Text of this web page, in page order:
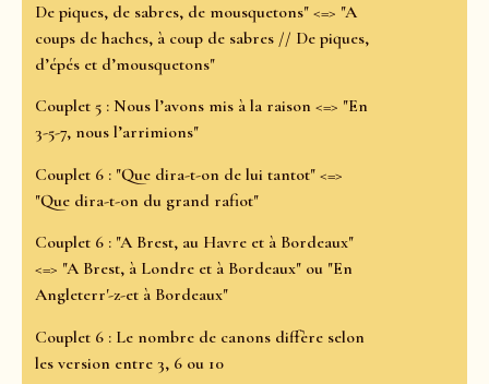
De piques, de sabres, de mousquetons" <=> "A
coups de haches, à coup de sabres // De piques,
d’épés et d’mousquetons"
Couplet 5 : Nous l’avons mis à la raison <=> "En
3-5-7, nous l’arrimions"
Couplet 6 : "Que dira-t-on de lui tantot" <=>
"Que dira-t-on du grand rafiot"
Couplet 6 : "A Brest, au Havre et à Bordeaux"
<=> "A Brest, à Londre et à Bordeaux" ou "En
Angleterr'-z-et à Bordeaux"
Couplet 6 : Le nombre de canons diffère selon
les version entre 3, 6 ou 10